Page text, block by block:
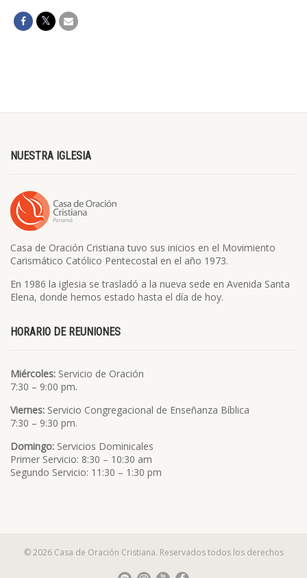
NUESTRA IGLESIA
Casa de Oración Cristiana tuvo sus inicios en el Movimiento
Carismático Católico Pentecostal en el año 1973.
En 1986 la iglesia se trasladó a la nueva sede en Avenida Santa
Elena, donde hemos estado hasta el día de hoy.
HORARIO DE REUNIONES
Miércoles: Servicio de Oración
7:30 – 9:00 pm.
Viernes: Servicio Congregacional de Enseñanza Bíblica
7:30 – 9:30 pm.
Domingo: Servicios Dominicales
Primer Servicio: 8:30 – 10:30 am
Segundo Servicio: 11:30 – 1:30 pm
© 2026 Casa de Oración Cristiana. Reservados todos los derechos